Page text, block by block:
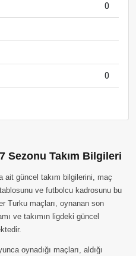
0
0
Sezonu Takım Bilgileri
ait güncel takım bilgilerini, maç
ve futbolcu kadrosunu bu
Turku maçları, oynanan son
ve takımın ligdeki güncel
oynadığı maçları, aldığı